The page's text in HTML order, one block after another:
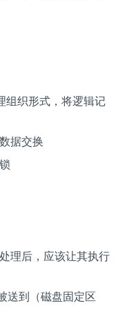
组织形式，将逻辑记
据交换
理后，应该让其执行
送到（磁盘固定区